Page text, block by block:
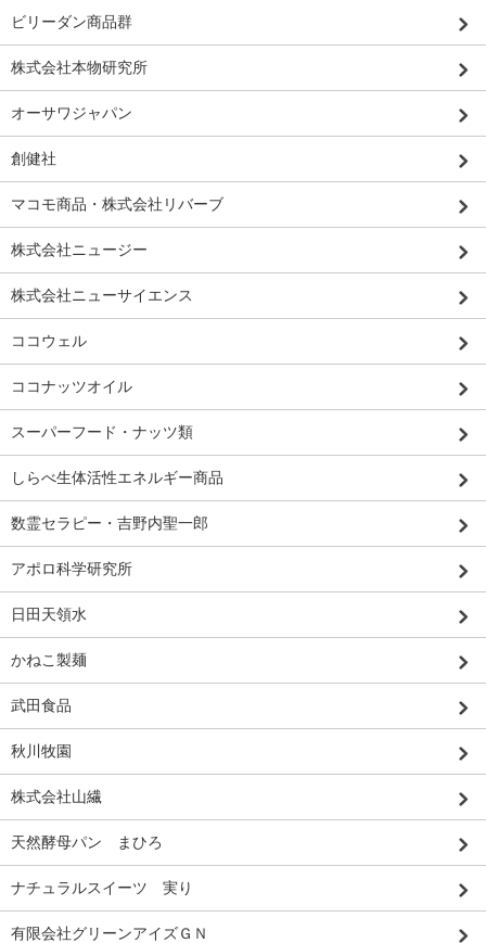
ビリーダン商品群
株式会社本物研究所
オーサワジャパン
創健社
マコモ商品・株式会社リバーブ
株式会社ニュージー
株式会社ニューサイエンス
ココウェル
ココナッツオイル
スーパーフード・ナッツ類
しらべ生体活性エネルギー商品
数霊セラピー・吉野内聖一郎
アポロ科学研究所
日田天領水
かねこ製麺
武田食品
秋川牧園
株式会社山繊
天然酵母パン まひろ
ナチュラルスイーツ 実り
有限会社グリーンアイズＧＮ